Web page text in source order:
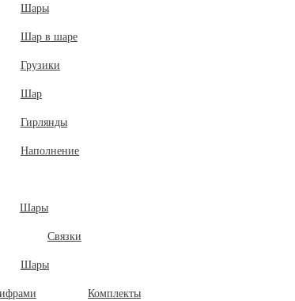
Шары
Шар в шаре
Грузики
Шар
Гирлянды
Наполнение
Шары
Связки
Шары
Комплекты